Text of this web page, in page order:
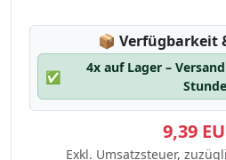
📦 Lagerstatus:
Verfügbarkeit
✅
4x auf Lager –
9,39
Exkl. Umsatzsteuer,